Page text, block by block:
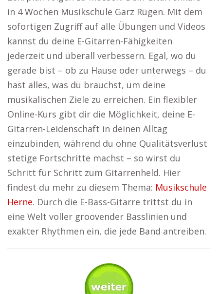
in 4 Wochen Musikschule Garz Rügen. Mit dem
sofortigen Zugriff auf alle Übungen und Videos
kannst du deine E-Gitarren-Fähigkeiten
jederzeit und überall verbessern. Egal, wo du
gerade bist – ob zu Hause oder unterwegs – du
hast alles, was du brauchst, um deine
musikalischen Ziele zu erreichen. Ein flexibler
Online-Kurs gibt dir die Möglichkeit, deine E-
Gitarren-Leidenschaft in deinen Alltag
einzubinden, während du ohne Qualitätsverlust
stetige Fortschritte machst – so wirst du
Schritt für Schritt zum Gitarrenheld. Hier
findest du mehr zu diesem Thema: Musikschule
Herne. Durch die E-Bass-Gitarre trittst du in
eine Welt voller groovender Basslinien und
exakter Rhythmen ein, die jede Band antreiben.